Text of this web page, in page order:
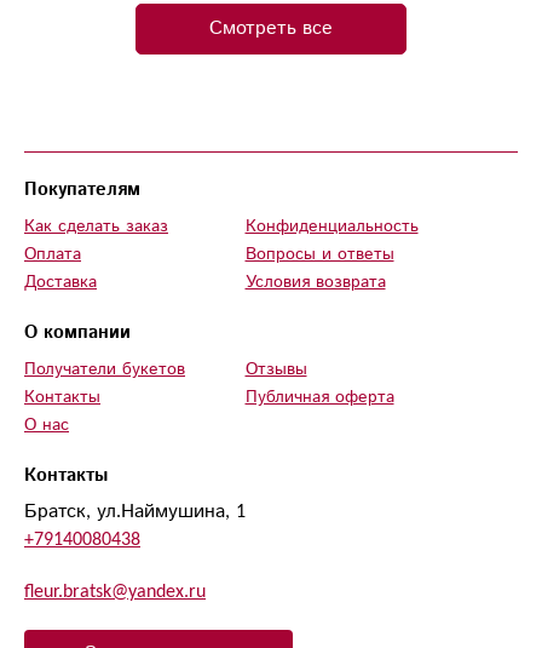
Смотреть все
Контакты
Братск, ул.Наймушина, 1
+79140080438
fleur.bratsk@yandex.ru
Покупателям
Как сделать заказ
Оплата
Доставка
Конфиденциальность
Вопросы и ответы
Условия возврата
О компании
Получатели букетов
Контакты
О нас
Отзывы
Публичная оферта